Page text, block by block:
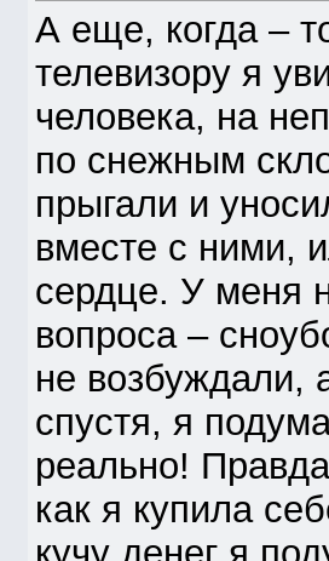
А еще, когда –
телевизору я
человека, на
по снежным
прыгали и
вместе с ними,
сердце. У меня
вопроса –
не возбуждали,
спустя, я
реально!
как я купила